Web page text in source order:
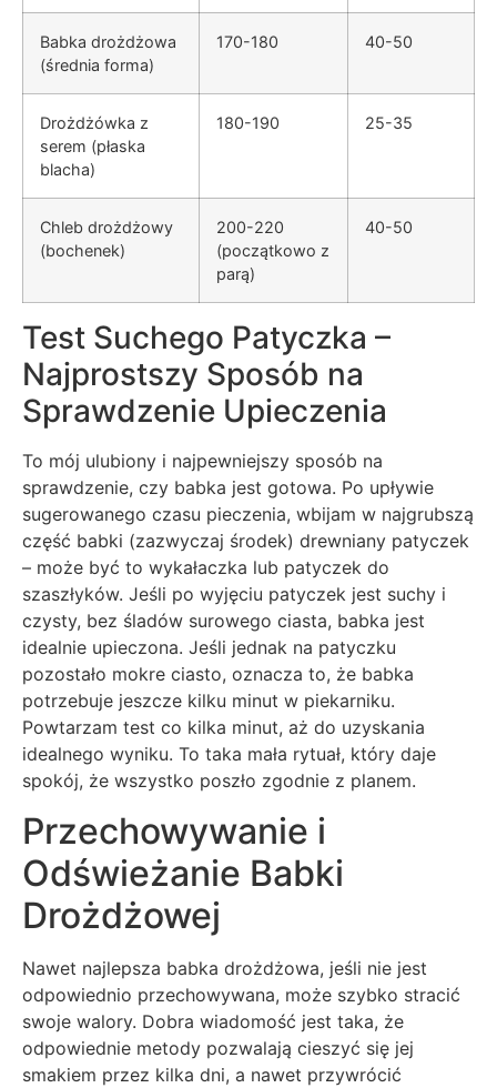
Babka drożdżowa
(średnia forma)
170-180 40-50
Drożdżówka z
serem (płaska
blacha)
180-190 25-35
Chleb drożdżowy
(bochenek)
200-220
(początkowo z
parą)
40-50
Test Suchego Patyczka –
Najprostszy Sposób na
Sprawdzenie Upieczenia
To mój ulubiony i najpewniejszy sposób na
sprawdzenie, czy babka jest gotowa. Po upływie
sugerowanego czasu pieczenia, wbijam w najgrubszą
część babki (zazwyczaj środek) drewniany patyczek
– może być to wykałaczka lub patyczek do
szaszłyków. Jeśli po wyjęciu patyczek jest suchy i
czysty, bez śladów surowego ciasta, babka jest
idealnie upieczona. Jeśli jednak na patyczku
pozostało mokre ciasto, oznacza to, że babka
potrzebuje jeszcze kilku minut w piekarniku.
Powtarzam test co kilka minut, aż do uzyskania
idealnego wyniku. To taka mała rytuał, który daje
spokój, że wszystko poszło zgodnie z planem.
Przechowywanie i
Odświeżanie Babki
Drożdżowej
Nawet najlepsza babka drożdżowa, jeśli nie jest
odpowiednio przechowywana, może szybko stracić
swoje walory. Dobra wiadomość jest taka, że
odpowiednie metody pozwalają cieszyć się jej
smakiem przez kilka dni, a nawet przywrócić